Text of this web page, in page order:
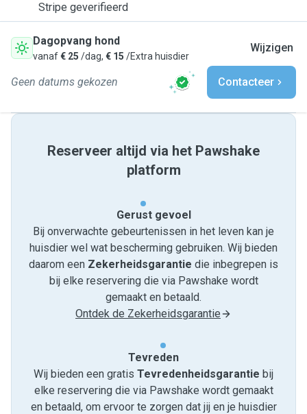
Stripe geverifieerd
Dagopvang hond
vanaf€ 25 /dag, € 15 /Extra huisdier
Wijzigen
Geen datums gekozen Contacteer
Reserveer altijd via het Pawshake
platform
Gerust gevoel
Bij onverwachte gebeurtenissen in het leven kan je
huisdier wel wat bescherming gebruiken. Wij bieden
daarom een Zekerheidsgarantie die inbegrepen is
bij elke reservering die via Pawshake wordt
gemaakt en betaald.
Ontdek de Zekerheidsgarantie
Tevreden
Wij bieden een gratis Tevredenheids­garantie bij
elke reservering die via Pawshake wordt gemaakt
en betaald, om ervoor te zorgen dat jij en je huisdier